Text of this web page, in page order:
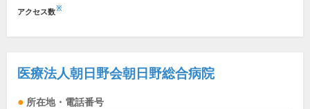
アクセス数※
医療法人朝日野会朝日野総合病院
所在地・電話番号